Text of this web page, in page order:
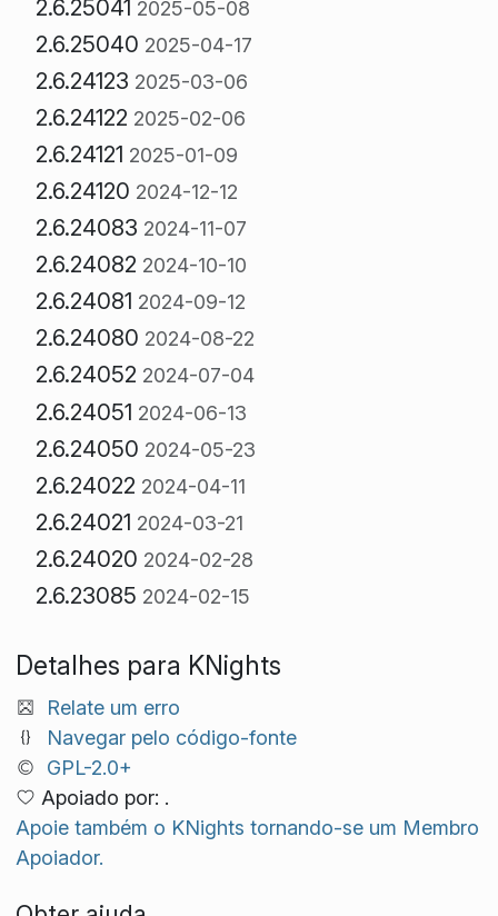
2.6.25041 2025-05-08
2.6.25040 2025-04-17
2.6.24123 2025-03-06
2.6.24122 2025-02-06
2.6.24121 2025-01-09
2.6.24120 2024-12-12
2.6.24083 2024-11-07
2.6.24082 2024-10-10
2.6.24081 2024-09-12
2.6.24080 2024-08-22
2.6.24052 2024-07-04
2.6.24051 2024-06-13
2.6.24050 2024-05-23
2.6.24022 2024-04-11
2.6.24021 2024-03-21
2.6.24020 2024-02-28
2.6.23085 2024-02-15
Detalhes para KNights
Relate um erro
Navegar pelo código-fonte
GPL-2.0+
Apoiado por: .
Apoie também o KNights tornando-se um Membro
Apoiador.